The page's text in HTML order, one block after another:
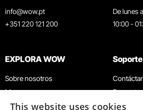
info@wow.pt
+351 220 121 200
De lunes
10:00 -
EXPLORA WOW
Sobre nosotros
Museos
Agenda
Soporte
Términos
This website uses cookies